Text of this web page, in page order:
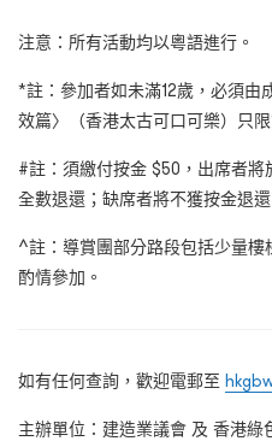
注意：所有活動均以粵語進行。
*註：參加者如未滿12歲，必須由
效篇〉（香港太古可口可樂）只
#註：須繳付按金 $50，出席者
全數退還；缺席者將不獲按金退還
^註：導賞團部分路段包括少量樓
酌情參加。
如有任何查詢，歡迎電郵至
主辦單位：建造業議會 及 香港綠